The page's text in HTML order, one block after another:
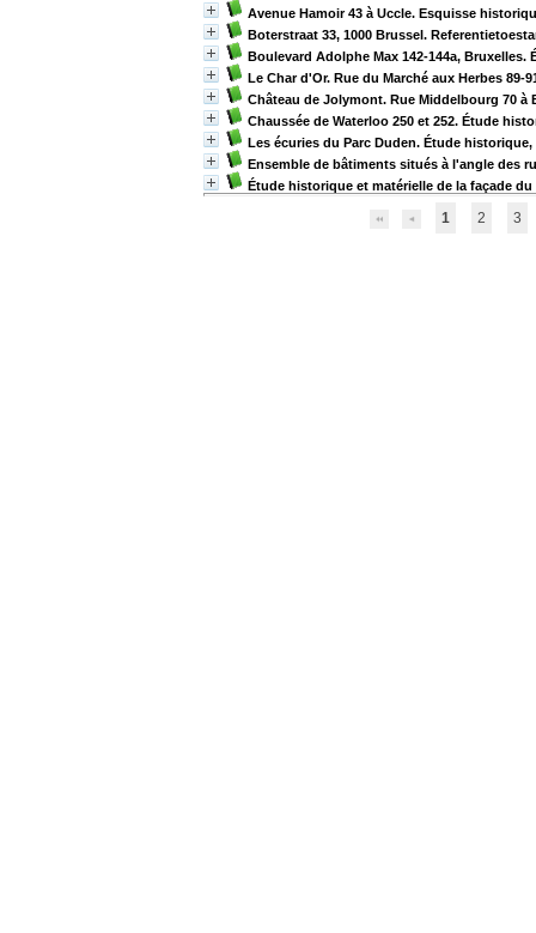
Avenue Hamoir 43 à Uccle. Esquisse
Boterstraat 33, 1000 Brussel.
Boulevard Adolphe Max 142-144a,
Le Char d'Or. Rue du Marché aux Herbes 89-
Château de Jolymont. Rue Middelbourg 70
Chaussée de Waterloo 250 et 252. Étude
Les écuries du Parc Duden. Étude
Ensemble de bâtiments situés à l'angle des
Étude historique et matérielle de la façade
1 2 3